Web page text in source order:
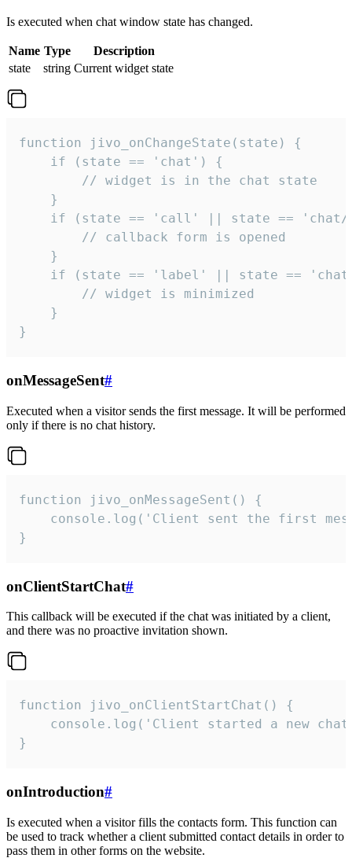
Is executed when chat window state has changed.
Name Type
Description
state
string Current widget state
function jivo_onChangeState(state) {
    if (state == 'chat') {
        // widget is in the chat state
    }
if (state == 'call' || state ==
        // callback form is opened
    }
if (state == 'label' || state ==
        // widget is minimized
    }
}
onMessageSent#
Executed when a visitor sends the first message. It will be performed
only if there is no chat history.
function jivo_onMessageSent() {
console.log('Client sent the first
}
onClientStartChat#
This callback will be executed if the chat was initiated by a client,
and there was no proactive invitation shown.
function jivo_onClientStartChat() {
console.log('Client started a new
}
onIntroduction#
Is executed when a visitor fills the contacts form. This function can
be used to track whether a client submitted contact details in order to
pass them in other forms on the website.